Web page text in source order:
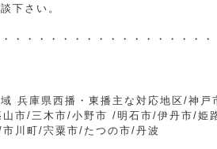
下さい。
・・・・・・・・・・・・・・・・
域 兵庫県西播・東播主な対応地区/神
市/三木市/小野市 /明石市/伊丹市/姫
川町/宍粟市/たつの市/丹波